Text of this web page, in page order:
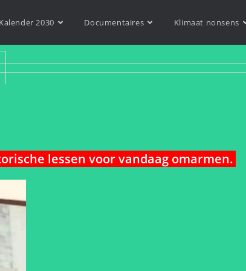
Kalender 2030 Documentaires Klimaat nonsens
lessen voor vandaag omarmen.